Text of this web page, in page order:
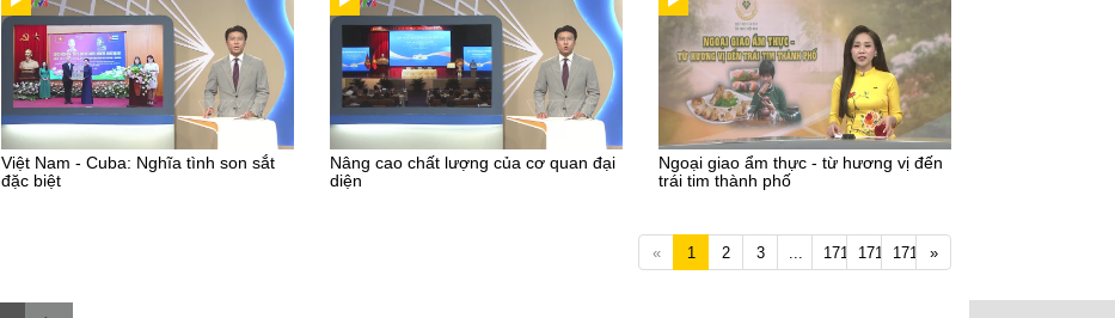
Việt Nam - Cuba: Nghĩa tình son sắt
đặc biệt
Nâng cao chất lượng của cơ quan đại
diện
Ngoại giao ẩm thực - từ hương vị đến
trái tim thành phố
«Previous
1 2 3 ... 1717 1718 1719 »Next